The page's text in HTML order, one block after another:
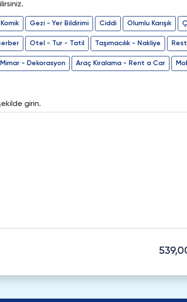
Komik Gezi - Yer Bildirimi Ciddi Olumlu Karışık
Otel - Tur - Tatil Taşımacılık - Nakliye
Mimar - Dekorasyon Araç Kiralama - Rent a Car
girin.